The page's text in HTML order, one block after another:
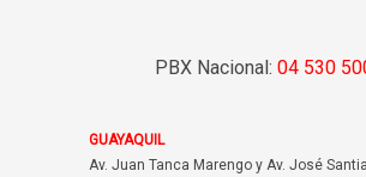
PBX Nacional: 04 530
GUAYAQUIL
Av. Juan Tanca Marengo y Av. José